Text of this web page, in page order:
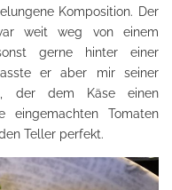
Komposition. Der
weit weg von einem
gerne hinter einer
er aber mir seiner
der dem Käse einen
eingemachten Tomaten
Teller perfekt.